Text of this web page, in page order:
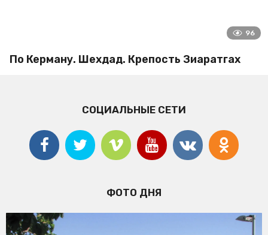
96
По Керману. Шехдад. Крепость Зиаратгах
СОЦИАЛЬНЫЕ СЕТИ
ФОТО ДНЯ